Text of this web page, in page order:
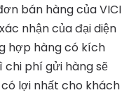
bán hàng của VICI
nhận của đại diện
hợp hàng có kích
phí gửi hàng sẽ
lợi nhất cho khách